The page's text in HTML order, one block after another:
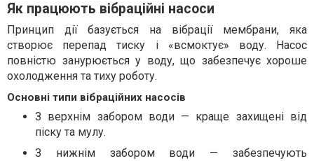
Як працюють вібраційні насоси
Принцип дії базується на вібрації мембрани, яка
створює перепад тиску і «всмоктує» воду. Насос
повністю занурюється у воду, що забезпечує хороше
охолодження та тиху роботу.
Основні типи вібраційних насосів
З верхнім забором води — краще захищені від
піску та мулу.
З нижнім забором води — забезпечують